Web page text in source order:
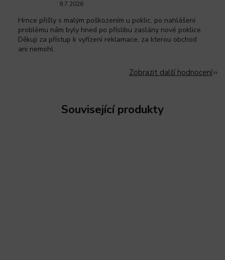
9.7.2026
Hrnce přišly s malým poškozením u poklic, po nahlášení
problému nám byly hned po příslibu zaslány nové poklice.
Děkuji za přístup k vyřízení reklamace, za kterou obchod
ani nemohl.
Zobrazit další hodnocení
Související produkty